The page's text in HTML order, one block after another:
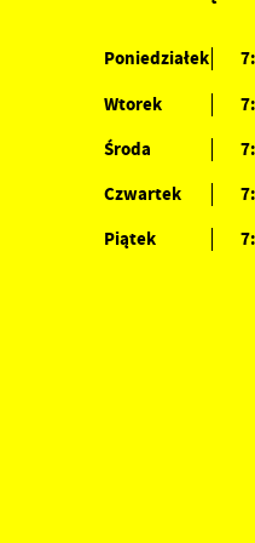
Poniedziałek
Wtorek
Środa
Czwartek
Piątek
Ci naszych komunikatów na
zwyczajów dotyczących
mogą pojawić się na
pośredników prezentujących
mediów